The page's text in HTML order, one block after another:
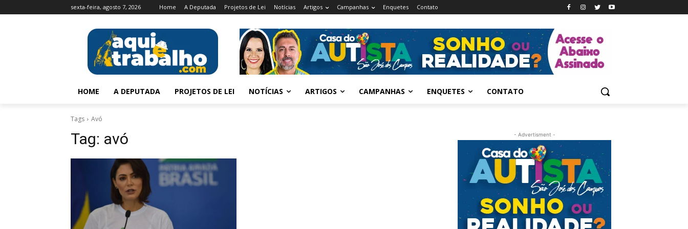
sexta-feira, agosto 7, 2026 Home A Deputada Projetos de Lei Notícias Artigos Campanhas Enquetes Contato
HOME A DEPUTADA PROJETOS DE LEI NOTÍCIAS ARTIGOS CAMPANHAS ENQUETES CONTATO
Tags Avó
Tag: avó - Advertisment -